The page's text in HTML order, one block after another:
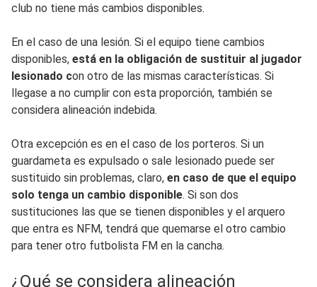
club no tiene más cambios disponibles.
En el caso de una lesión. Si el equipo tiene cambios
disponibles, está en la obligación de sustituir al jugador
lesionado con otro de las mismas características. Si
llegase a no cumplir con esta proporción, también se
considera alineación indebida.
Otra excepción es en el caso de los porteros. Si un
guardameta es expulsado o sale lesionado puede ser
sustituido sin problemas, claro, en caso de que el equipo
solo tenga un cambio disponible. Si son dos
sustituciones las que se tienen disponibles y el arquero
que entra es NFM, tendrá que quemarse el otro cambio
para tener otro futbolista FM en la cancha.
¿Qué se considera alineación